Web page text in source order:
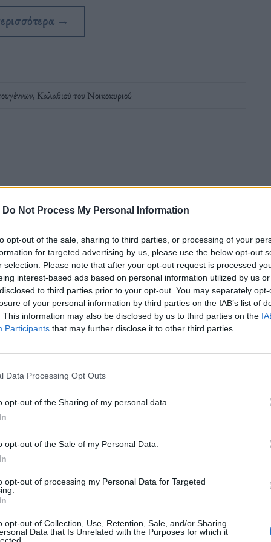
Do Not Process My Personal Information
opt-out of the sale, sharing to third parties, or processing of your
for targeted advertising by us, please use the below opt-out
selection. Please note that after your opt-out request is processed
interest-based ads based on personal information utilized by us
to third parties prior to your opt-out. You may separately
of your personal information by third parties on the IAB’s list of
This information may also be disclosed by us to third parties on the
Participants that may further disclose it to other third parties.
Data Processing Opt Outs
opt-out of the Sharing of my personal data.
opt-out of the Sale of my Personal Data.
opt-out of processing my Personal Data for Targeted
opt-out of Collection, Use, Retention, Sale, and/or Sharing
Data that Is Unrelated with the Purposes for which it
→
, Καλαθιού του Νοικοκυριού
12 – Ποια προϊόντα έχουν “κλειδώσει”
και τα μελομακάρονα, είναι ότι
αποτελούν καλύτερες πηγές» για